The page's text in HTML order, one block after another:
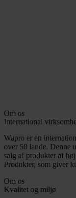
Om os
International
Wapro er en
over 50 lande. Denne
salg af produkter af
Produkter, som giver
Om os
Kvalitet og miljø